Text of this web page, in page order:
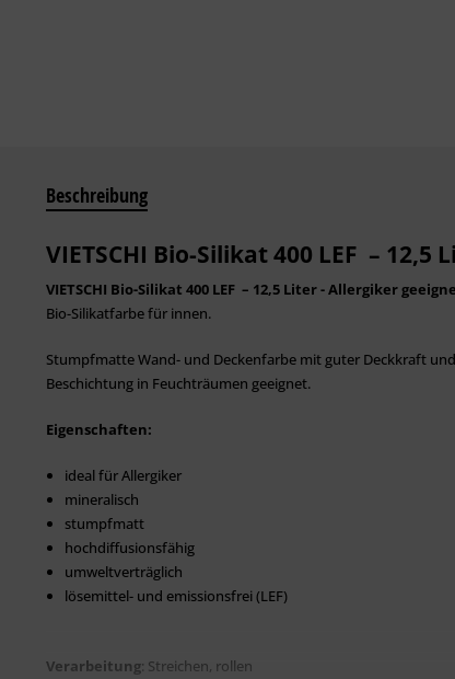
Beschreibung
VIETSCHI Bio-Silikat 400 LEF –
VIETSCHI Bio-Silikat 400 LEF – 12,5 Liter - Allergiker
Bio-Silikatfarbe für innen.
Stumpfmatte Wand- und Deckenfarbe mit guter Deckkraft
Beschichtung in Feuchträumen geeignet.
Eigenschaften:
ideal für Allergiker
mineralisch
stumpfmatt
hochdiffusionsfähig
umweltverträglich
lösemittel- und emissionsfrei (LEF)
Verarbeitung: Streichen, rollen